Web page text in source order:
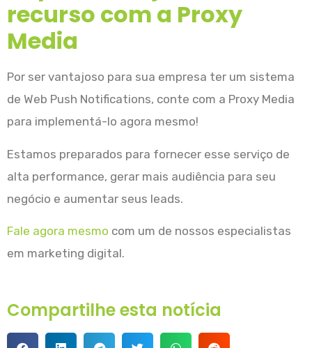
recurso com a Proxy
Media
Por ser vantajoso para sua empresa ter um sistema
de Web Push Notifications, conte com a Proxy Media
para implementá-lo agora mesmo!
Estamos preparados para fornecer esse serviço de
alta performance, gerar mais audiência para seu
negócio e aumentar seus leads.
Fale agora mesmo com um de nossos especialistas
em marketing digital.
Compartilhe esta notícia